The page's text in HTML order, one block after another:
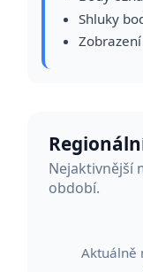
Shluky
Nejaktivnější
období.
Aktuálně